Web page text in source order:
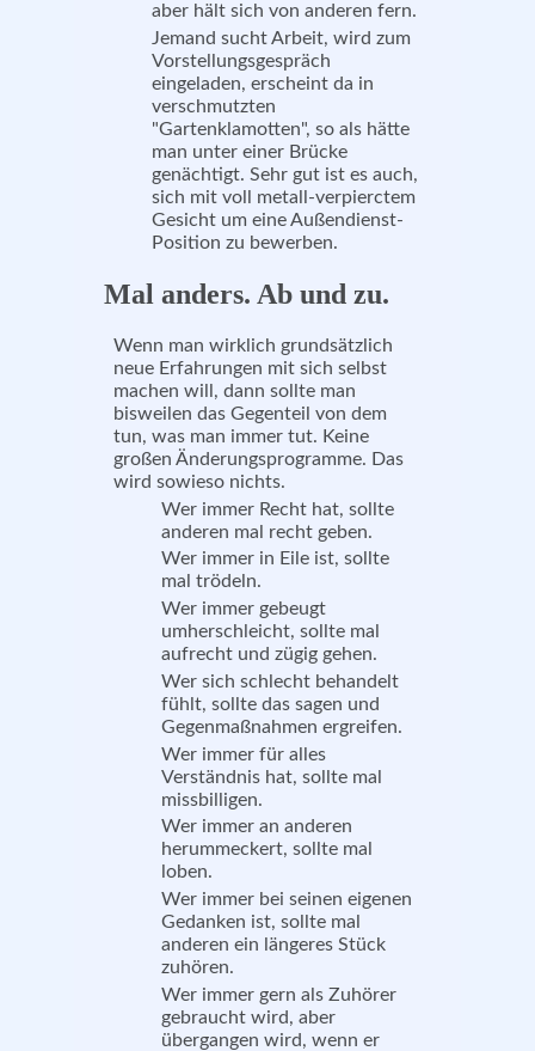
aber hält sich von anderen fern.
Jemand sucht Arbeit, wird zum
Vorstellungsgespräch
eingeladen, erscheint da in
verschmutzten
"Gartenklamotten", so als hätte
man unter einer Brücke
genächtigt. Sehr gut ist es auch,
sich mit voll metall-verpierctem
Gesicht um eine Außendienst-
Position zu bewerben.
Mal anders. Ab und zu.
Wenn man wirklich grundsätzlich
neue Erfahrungen mit sich selbst
machen will, dann sollte man
bisweilen das Gegenteil von dem
tun, was man immer tut. Keine
großen Änderungsprogramme. Das
wird sowieso nichts.
Wer immer Recht hat, sollte
anderen mal recht geben.
Wer immer in Eile ist, sollte
mal trödeln.
Wer immer gebeugt
umherschleicht, sollte mal
aufrecht und zügig gehen.
Wer sich schlecht behandelt
fühlt, sollte das sagen und
Gegenmaßnahmen ergreifen.
Wer immer für alles
Verständnis hat, sollte mal
missbilligen.
Wer immer an anderen
herummeckert, sollte mal
loben.
Wer immer bei seinen eigenen
Gedanken ist, sollte mal
anderen ein längeres Stück
zuhören.
Wer immer gern als Zuhörer
gebraucht wird, aber
übergangen wird, wenn er